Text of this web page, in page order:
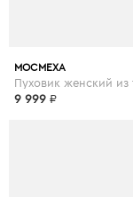
МОСМЕХА
9 999 ₽